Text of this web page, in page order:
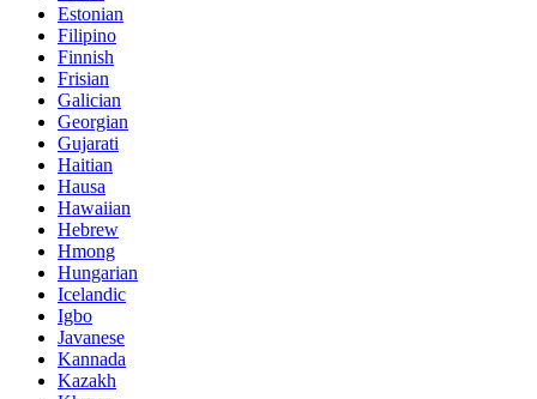
Estonian
Filipino
Finnish
Frisian
Galician
Georgian
Gujarati
Haitian
Hausa
Hawaiian
Hebrew
Hmong
Hungarian
Icelandic
Igbo
Javanese
Kannada
Kazakh